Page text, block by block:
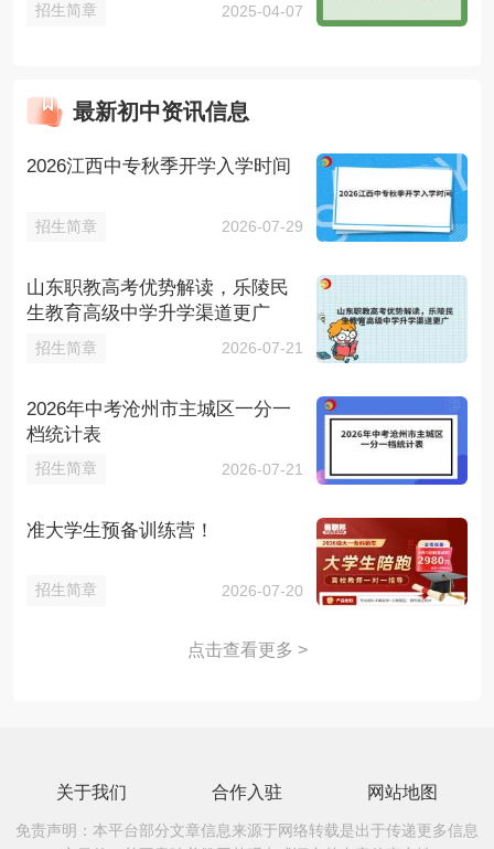
招生简章 2025-04-07
最新初中资讯信息
2026江西中专秋季开学入学时间
招生简章 2026-07-29
山东职教高考优势解读，乐陵民
生教育高级中学升学渠道更广
招生简章 2026-07-21
2026年中考沧州市主城区一分一
档统计表
招生简章 2026-07-21
准大学生预备训练营！
招生简章 2026-07-20
点击查看更多 >
关于我们 合作入驻 网站地图
免责声明：本平台部分文章信息来源于网络转载是出于传递更多信息